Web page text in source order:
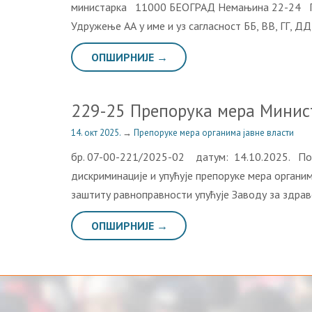
министарка 11000 БЕОГРАД Немањина 22-24
Удружење АА у име и уз сагласност ББ, ВВ, ГГ,
ОПШИРНИЈЕ →
229-25 Препорука мера
14. окт 2025. → Препоруке мера органима јавне власти
бр. 07-00-221/2025-02 датум: 14.10.2025.
дискриминације и упућује препоруке мера
заштиту равноправности упућује Заводу за
ОПШИРНИЈЕ →